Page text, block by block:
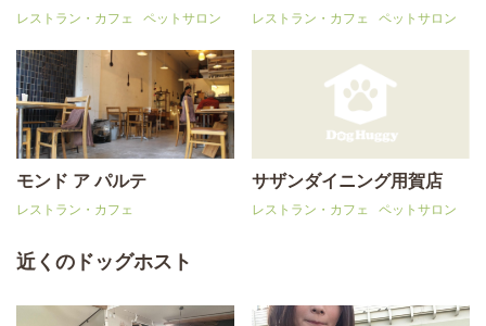
レストラン・カフェ ペットサロン レストラン・カフェ ペットサロン
モンド ア パルテ
レストラン・カフェ
サザンダイニング用賀店
レストラン・カフェ ペットサロン
近くのドッグホスト